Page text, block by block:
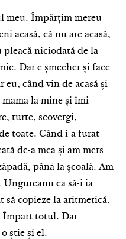
meu. Împărțim mereu
acasă, că nu are acasă,
pleacă niciodată de la
Dar e șmecher și face
eu, când vin de acasă și
la mine și îmi
turte, scovergi,
toate. Când i-a furat
de-a mea și am mers
până la școală. Am
ca să-i ia
copieze la aritmetică.
Împart totul. Dar
știe și el.